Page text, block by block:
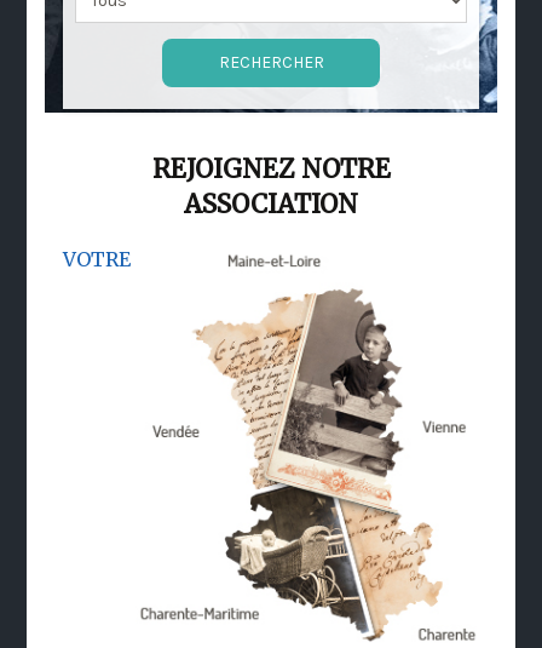
REJOIGNEZ NOTRE
ASSOCIATION
VOTRE